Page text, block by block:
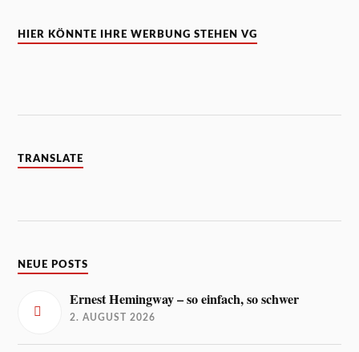
HIER KÖNNTE IHRE WERBUNG STEHEN VG
TRANSLATE
NEUE POSTS
Ernest Hemingway – so einfach, so schwer
2. AUGUST 2026